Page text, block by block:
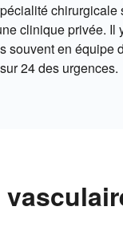
clinique privée. Il
en équipe
24 des urgences.